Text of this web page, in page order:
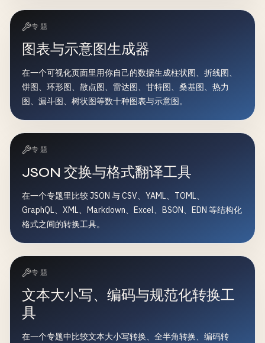
专题
图表与示意图生成器
在一个可视化页面里用你自己的数据生成柱状图、折线图、
饼图、环形图、散点图、雷达图、甘特图、桑基图、热力
图、漏斗图、树状图等数十种图表与示意图。
专题
JSON 交换与格式翻译工具
在一个专题里比较 JSON 与 CSV、YAML、TOML、
GraphQL、XML、Markdown、Excel、BSON、EDN 等结构化
格式之间的转换工具。
专题
文本大小写、编码与规范化转换工
具
在一个专题中比较文本大小写转换、全半角转换、编码转